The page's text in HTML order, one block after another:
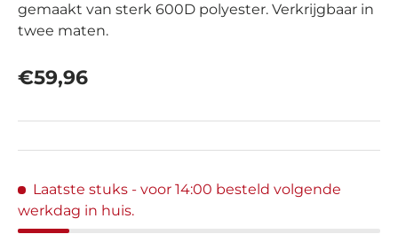
gemaakt van sterk 600D polyester. Verkrijgbaar in
twee maten.
Reguliere prijs
€59,96
Laatste stuks - voor 14:00 besteld volgende
werkdag in huis.